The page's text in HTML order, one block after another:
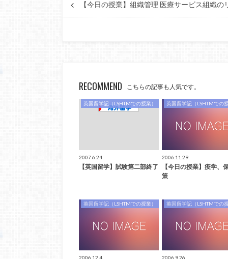
【今日の授業】組織管理 医療サービス組織の
RECOMMEND こちらの記事も人気です。
英国留学記（LSHTMでの授業）
2007.6.24
【英国留学】試験第二部終了
英国留学記（LSHTMでの
2006.11.29
【今日の授業】疫学、
策
英国留学記（LSHTMでの授業）
2006.12.4
英国留学記（LSHTMでの
2006.9.26